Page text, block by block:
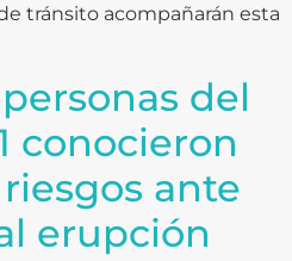
tránsito acompañarán esta
del
conocieron
ante
erupción